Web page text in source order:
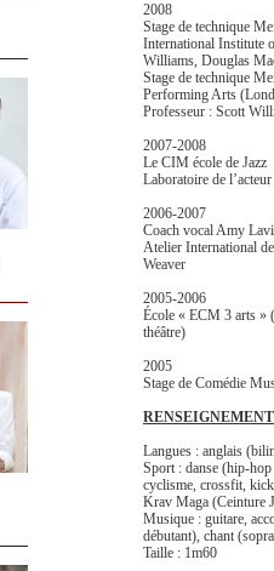
2008
Stage de technique
International Institute
Williams, Douglas
Stage de technique
Performing Arts
Professeur : Scott
2007-2008
Le CIM école de Jazz
Laboratoire de
2006-2007
Coach vocal Amy
Atelier International
Weaver
2005-2006
École « ECM 3 arts »
théâtre)
2005
Stage de Comédie
Langues : anglais
Sport : danse (hip-
cyclisme, crossfit,
Krav Maga (Ceinture
Musique : guitare,
débutant), chant
Taille : 1m60